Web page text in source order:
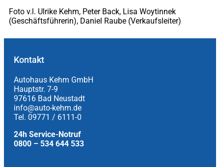
Foto v.l. Ulrike Kehm, Peter Back, Lisa Woytinnek
(Geschäftsführerin), Daniel Raube (Verkaufsleiter)
Kontakt
Autohaus Kehm GmbH
Hauptstr. 7-9
97616 Bad Neustadt
info@auto-kehm.de
Tel. 09771 / 6111-0
24h Service-Notruf
0800 – 534 644 533